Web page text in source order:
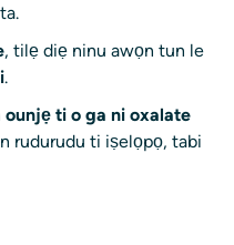
, tilẹ diẹ ninu awọn tun le
.
ounjẹ ti o ga ni oxalate
rudurudu ti iṣelọpọ, tabi